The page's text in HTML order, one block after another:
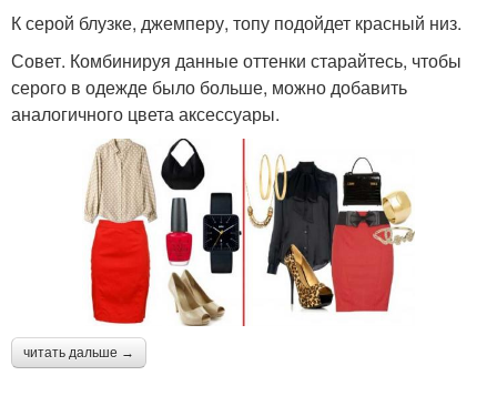
К серой блузке, джемперу, топу подойдет красный низ.
Совет. Комбинируя данные оттенки старайтесь, чтобы
серого в одежде было больше, можно добавить
аналогичного цвета аксессуары.
читать дальше →